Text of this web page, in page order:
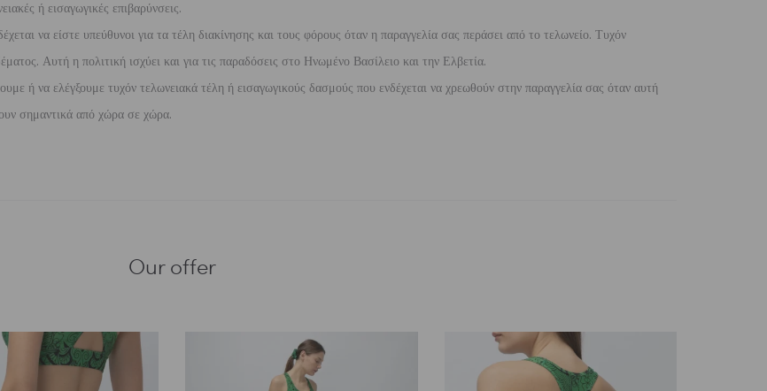
ή εισαγωγικές επιβαρύνσεις.
να είστε υπεύθυνοι για τα τέλη διακίνησης και τους φόρους όταν η παραγγελία σας περάσει από το τελωνείο. Τυχόν
Αυτή η πολιτική ισχύει και για τις παραδόσεις στο Ηνωμένο Βασίλειο και την Ελβετία.
ή να ελέγξουμε τυχόν τελωνειακά τέλη ή εισαγωγικούς δασμούς που ενδέχεται να χρεωθούν στην παραγγελία σας όταν αυτή
σημαντικά από χώρα σε χώρα.
Our offer